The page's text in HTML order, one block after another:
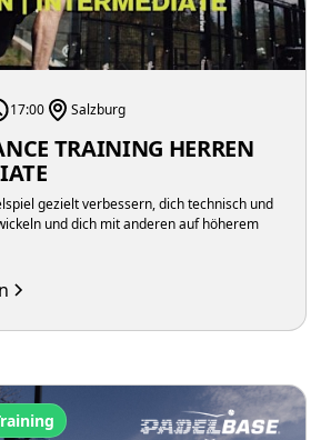
17:00 Salzburg
TRAINING HERREN
gezielt verbessern, dich technisch und
und dich mit anderen auf höherem